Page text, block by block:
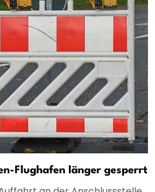
Flughafen länger gesperrt